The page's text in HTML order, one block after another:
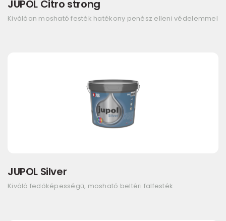
JUPOL Citro strong
Kiválóan mosható festék hatékony penész elleni védelemmel
JUPOL Silver
Kiváló fedőképességű, mosható beltéri falfesték